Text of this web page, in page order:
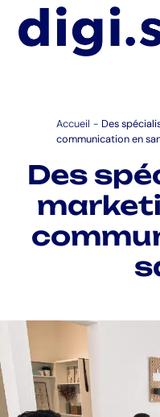
Accueil - Des
communication en
Des